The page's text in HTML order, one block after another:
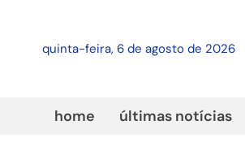
quinta-feira, 6 de agosto de 2026
home últimas notícias